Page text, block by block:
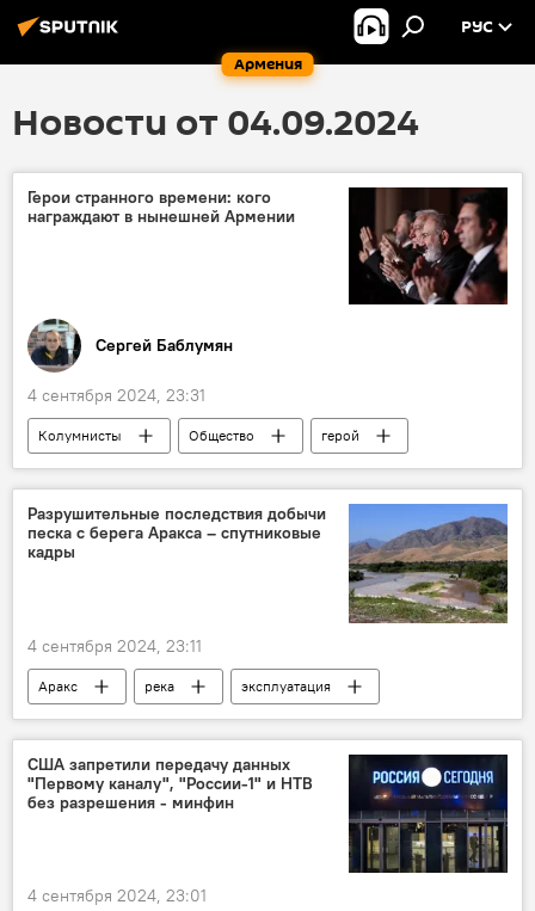
Армения
РУС
Новости от 04.09.2024
Герои странного времени: кого
награждают в нынешней Армении
Сергей Баблумян
4 сентября 2024, 23:31
Колумнисты Общество
герой
Армения
Разрушительные последствия добычи
песка с берега Аракса – спутниковые
кадры
4 сентября 2024, 23:11
Аракс река
эксплуатация
рудник
месторождение
США запретили передачу данных
"Первому каналу", "России-1" и НТВ
без разрешения - минфин
4 сентября 2024, 23:01